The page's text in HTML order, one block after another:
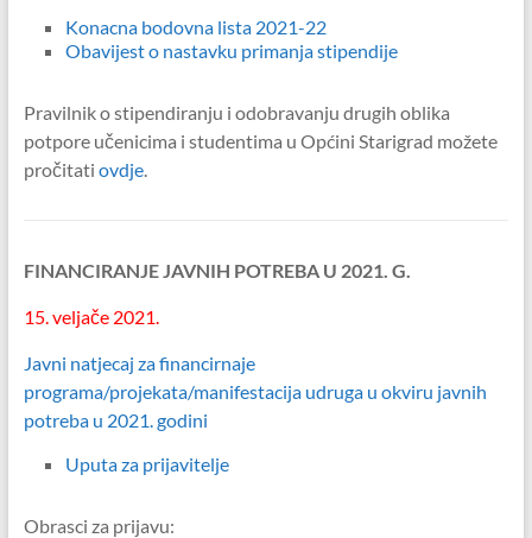
Konacna bodovna lista 2021-22
Obavijest o nastavku primanja stipendije
Pravilnik o stipendiranju i odobravanju drugih oblika
potpore učenicima i studentima u Općini Starigrad možete
pročitati ovdje.
FINANCIRANJE JAVNIH POTREBA U 2021. G.
15. veljače 2021.
Javni natjecaj za financirnaje
programa/projekata/manifestacija udruga u okviru javnih
potreba u 2021. godini
Uputa za prijavitelje
Obrasci za prijavu: